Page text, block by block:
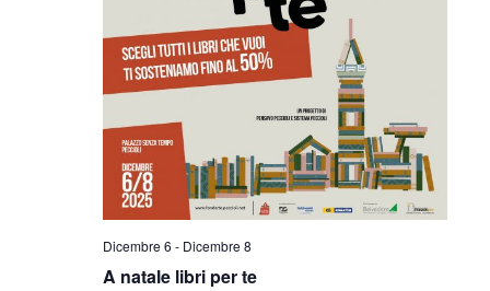
Dicembre 6 - Dicembre 8
A natale libri per te